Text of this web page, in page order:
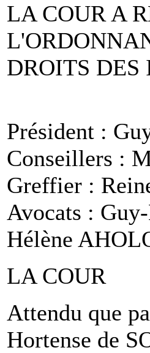
LA COUR A
DROITS
Président :
Conseillers :
Greffier :
Avocats :
Hélène
LA COUR
Attendu que
Hortense de